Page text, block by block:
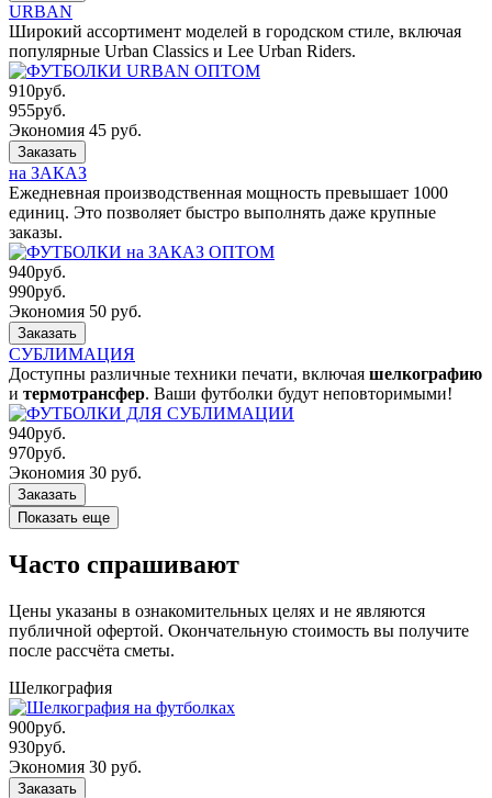
URBAN
Широкий ассортимент моделей в городском стиле, включая
популярные Urban Classics и Lee Urban Riders.
910руб.
955руб.
Экономия 45 руб.
Заказать
на ЗАКАЗ
Ежедневная производственная мощность превышает 1000
единиц. Это позволяет быстро выполнять даже крупные
заказы.
940руб.
990руб.
Экономия 50 руб.
Заказать
СУБЛИМАЦИЯ
Доступны различные техники печати, включая шелкографию
и термотрансфер. Ваши футболки будут неповторимыми!
940руб.
970руб.
Экономия 30 руб.
Заказать
Показать еще
Часто спрашивают
Цены указаны в ознакомительных целях и не являются
публичной офертой. Окончательную стоимость вы получите
после рассчёта сметы.
Шелкография
900руб.
930руб.
Экономия 30 руб.
Заказать